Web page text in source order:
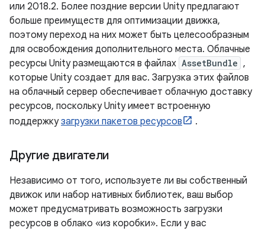
или 2018.2. Более поздние версии Unity предлагают
больше преимуществ для оптимизации движка,
поэтому переход на них может быть целесообразным
для освобождения дополнительного места. Облачные
ресурсы Unity размещаются в файлах AssetBundle ,
которые Unity создает для вас. Загрузка этих файлов
на облачный сервер обеспечивает облачную доставку
ресурсов, поскольку Unity имеет встроенную
поддержкузагрузки пакетов ресурсов .
Другие двигатели
Независимо от того, используете ли вы собственный
движок или набор нативных библиотек, ваш выбор
может предусматривать возможность загрузки
ресурсов в облако «из коробки». Если у вас